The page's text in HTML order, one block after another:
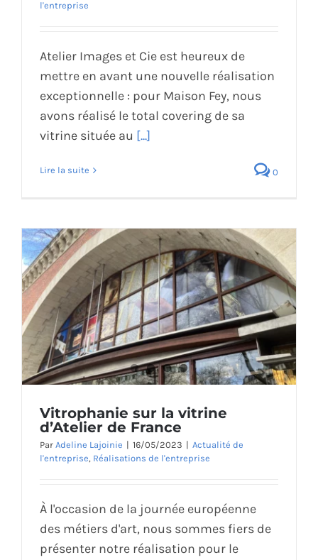
l'entreprise
Atelier Images et Cie est heureux de
mettre en avant une nouvelle réalisation
exceptionnelle : pour Maison Fey, nous
avons réalisé le total covering de sa
vitrine située au [...]
Lire la suite 0
Vitrophanie sur la vitrine
d’Atelier de France
Par Adeline Lajoinie | 16/05/2023 | Actualité de
l'entreprise, Réalisations de l'entreprise
À l'occasion de la journée européenne
des métiers d'art, nous sommes fiers de
présenter notre réalisation pour le